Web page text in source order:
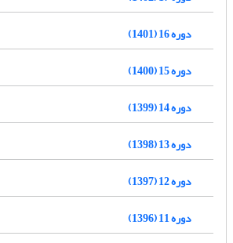
دوره 16 (1401)
دوره 15 (1400)
دوره 14 (1399)
دوره 13 (1398)
دوره 12 (1397)
دوره 11 (1396)